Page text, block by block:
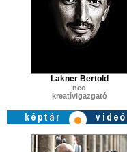
Lakner Bertold
neo
kreatívigazgató